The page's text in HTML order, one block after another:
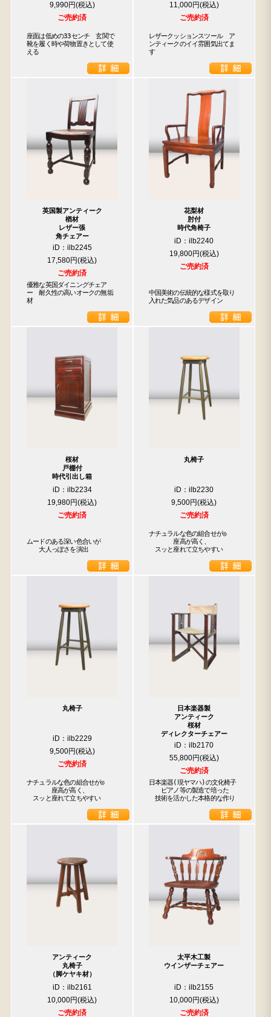
9,990円
ご売約済
座面は低めの33センチ　玄関で
靴を履く時や荷物置きとして使
える
11,000円
ご売約済
レザークッションスツール　ア
ンティークのイイ雰囲気出てま
す
英国製アンティーク
楢材
レザー張
角チェアー
iD：ilb2245
17,580円
ご売約済
優雅な英国ダイニングチェア
ー　耐久性の高いオークの無垢
材
花梨材
肘付
時代角椅子
iD：ilb2240
19,800円
ご売約済
中国美術の伝統的な様式を取り
入れた気品のあるデザイン
桜材
戸棚付
時代引出し箱
iD：ilb2234
19,980円
ご売約済
ムードのある深い色合いが
大人っぽさを演出
丸椅子
iD：ilb2230
9,500円
ご売約済
ナチュラルな色の組合せが◎
座高が高く、
スッと座れて立ちやすい
丸椅子
iD：ilb2229
9,500円
ご売約済
ナチュラルな色の組合せが◎
座高が高く、
スッと座れて立ちやすい
日本楽器製
アンティーク
桜材
ディレクターチェアー
iD：ilb2170
55,800円
ご売約済
日本楽器(現ヤマハ)の文化椅子
ピアノ等の製造で培った
技術を活かした本格的な作り
アンティーク
丸椅子
（脚ケヤキ材）
iD：ilb2161
10,000円
ご売約済
太平木工製
ウインザーチェアー
iD：ilb2155
10,000円
ご売約済
人気の検索キーワード
松本民芸 水屋箪笥 2678 2990 B2770
小長火鉢 1601